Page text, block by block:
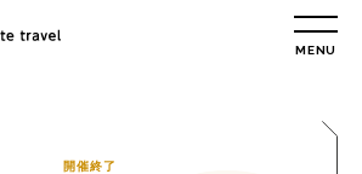
MENU
開催終了